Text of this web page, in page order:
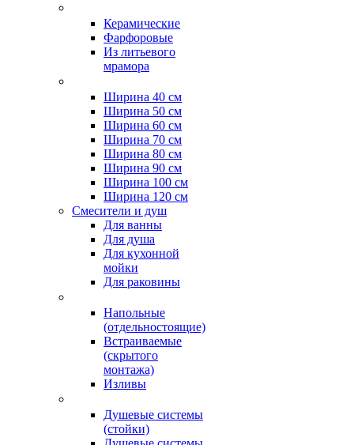
Керамические
Фарфоровые
Из литьевого
мрамора
Ширина 40 см
Ширина 50 см
Ширина 60 см
Ширина 70 см
Ширина 80 см
Ширина 90 см
Ширина 100 см
Ширина 120 см
Смесители и душ
Для ванны
Для душа
Для кухонной
мойки
Для раковины
Напольные
(отдельностоящие)
Встраиваемые
(скрытого
монтажа)
Изливы
Душевые системы
(стойки)